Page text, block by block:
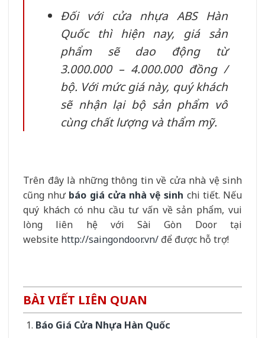
Đối với cửa nhựa ABS Hàn
Quốc thì hiện nay, giá sản
phẩm sẽ dao động từ
3.000.000 – 4.000.000 đồng /
bộ. Với mức giá này, quý khách
sẽ nhận lại bộ sản phẩm vô
cùng chất lượng và thẩm mỹ.
Trên đây là những thông tin về cửa nhà vệ sinh
cũng như báo giá cửa nhà vệ sinh chi tiết. Nếu
quý khách có nhu cầu tư vấn về sản phẩm, vui
lòng liên hệ với Sài Gòn Door tại
website http://saingondoor.vn/ để được hỗ trợ!
BÀI VIẾT LIÊN QUAN
Báo Giá Cửa Nhựa Hàn Quốc